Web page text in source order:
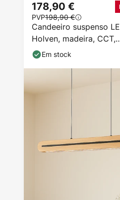
Candeeiro suspenso
Holven, madeira, CCT,
comprimento 113 cm
178,90 €
PVP198,90 €
Em stock